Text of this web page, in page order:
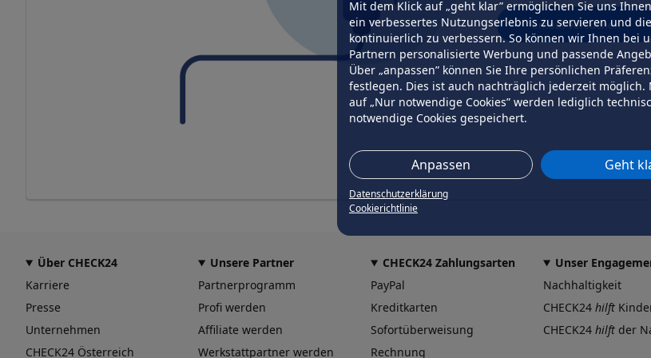
Mit dem Klick auf „geht klar” ermöglichen Sie uns
ein verbessertes Nutzungserlebnis zu servieren und
kontinuierlich zu verbessern. So können wir Ihnen bei
Partnern personalisierte Werbung und passende
Über „anpassen” können Sie Ihre persönlichen
festlegen. Dies ist auch nachträglich jederzeit möglich.
auf „Nur notwendige Cookies” werden lediglich
notwendige Cookies gespeichert.
Anpassen Geht
Datenschutzerklärung
Cookierichtlinie
erneut versuchen
Über CHECK24
Karriere
Presse
Unternehmen
CHECK24 Österreich
Unsere Partner
Partnerprogramm
Profi werden
Affiliate werden
Werkstattpartner werden
CHECK24 Zahlungsarten
PayPal
Kreditkarten
Sofortüberweisung
Rechnung
Unser
Nachhaltigkeit
CHECK24 hilft
CHECK24 hilft der